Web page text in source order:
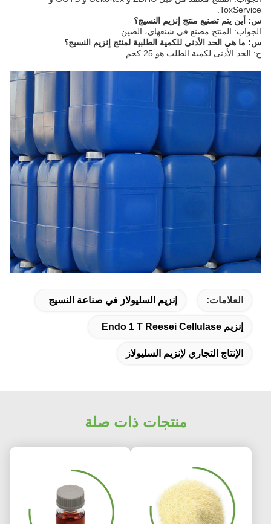
ToxService.
س: أين يتم تصنيع منتج إنزيم النسيج؟
الجواب: المنتج مصنع في شنغهاي، الصين.
س: ما هي الحد الأدنى للكمية الطلبية لمنتج إنزيم النسيج؟
ج: الحد الأدنى لكمية الطلب هو 25 كجم.
العلامات: إنزيم السليولاز في صناعة النسيج
إنزيم Endo 1 T Reesei Cellulase
الإنتاج التجاري لإنزيم السليولاز
منتجات ذات صلة